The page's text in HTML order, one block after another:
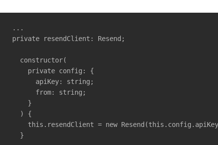
...
private resendClient: Resend;
  constructor(
    private config: {
      apiKey: string;
      from: string;
    }
  ) {
this.resendClient = new
  }